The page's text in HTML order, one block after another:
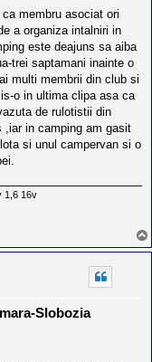
membru asociat ori
a organiza intalniri in
este deajuns sa aiba
trei saptamani inainte o
multi membrii din club si
o in ultima clipa asa ca
de rulotistii din
,iar in camping am gasit
si unul campervan si o
1,6 16v
Slobozia